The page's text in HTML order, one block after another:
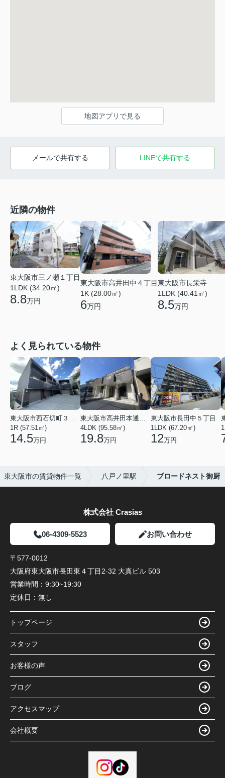
地図アプリで見る
メールで共有する LINEで共有する
近隣の物件
東大阪市三ノ瀬１丁目
1LDK (34.20㎡)
8.8万円
東大阪市高井田中４丁目
1K (28.00㎡)
6万円
東大阪市長栄寺
1LDK (40.41㎡)
8.5万円
よく見られている物件
東大阪市西石切町３丁目
1R (57.51㎡)
14.5万円
東大阪市高井田本通２丁目
4LDK (95.58㎡)
19.8万円
東大阪市長田中５丁目
1LDK (67.20㎡)
12万円
東大阪市の賃貸物件一覧 八戸ノ里駅 ブロードネスト御厨
株式会社 Crasias
06-4309-5523 お問い合わせ
〒577-0012
大阪府東大阪市長田東４丁目2-32 大真ビル 503
営業時間： 9:30~19:30
定休日： 無し
トップページ
スタッフ
お客様の声
ブログ
アクセスマップ
会社概要